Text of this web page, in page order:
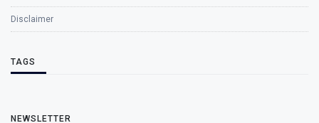
Disclaimer
TAGS
NEWSLETTER